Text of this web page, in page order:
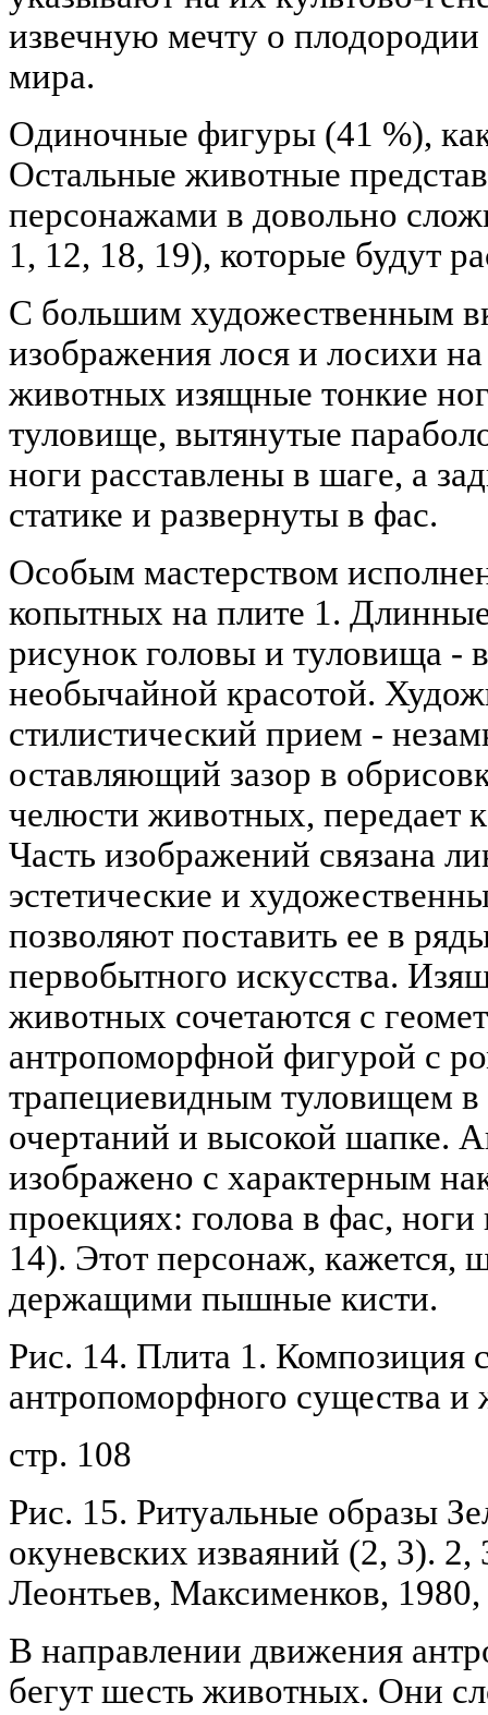
извечную мечту о
мира.
Одиночные фигуры (41 %),
Остальные животные
персонажами в довольно
1, 12, 18, 19), которые будут
С большим художественным
изображения лося и лосихи
животных изящные тонкие
туловище, вытянутые
ноги расставлены в шаге, а
статике и развернуты в фас.
Особым мастерством
копытных на плите 1.
рисунок головы и туловища -
необычайной красотой.
стилистический прием -
оставляющий зазор в
челюсти животных, передает
Часть изображений связана
эстетические и
позволяют поставить ее в
первобытного искусства.
животных сочетаются с
антропоморфной фигурой с
трапециевидным туловищем
очертаний и высокой шапке.
изображено с характерным
проекциях: голова в фас,
14). Этот персонаж, кажется,
держащими пышные кисти.
Рис. 14. Плита 1. Композиция
антропоморфного существа
стр. 108
Рис. 15. Ритуальные образы
окуневских изваяний (2, 3).
Леонтьев, Максименков,
В направлении движения
бегут шесть животных. Они